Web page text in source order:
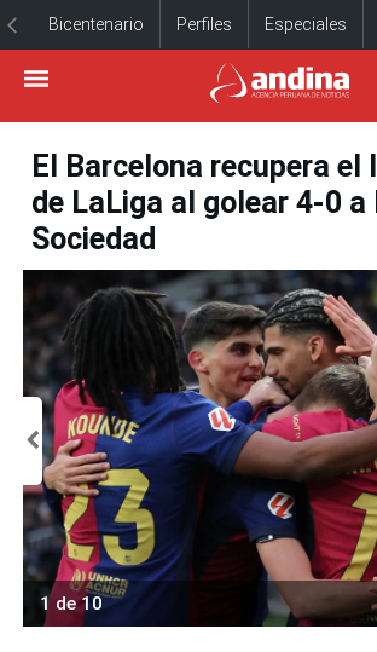
Bicentenario Perfiles Especiales
El Barcelona recupera el
de LaLiga al golear 4-0 a
Sociedad
1 de 10